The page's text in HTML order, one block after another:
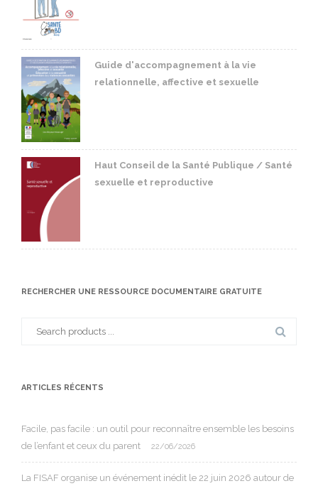
Guide d'accompagnement à la vie
relationnelle, affective et sexuelle
Haut Conseil de la Santé Publique / Santé
sexuelle et reproductive
RECHERCHER UNE RESSOURCE DOCUMENTAIRE GRATUITE
ARTICLES RÉCENTS
Facile, pas facile : un outil pour reconnaître ensemble les besoins
de l’enfant et ceux du parent
22/06/2026
La FISAF organise un événement inédit le 22 juin 2026 autour de